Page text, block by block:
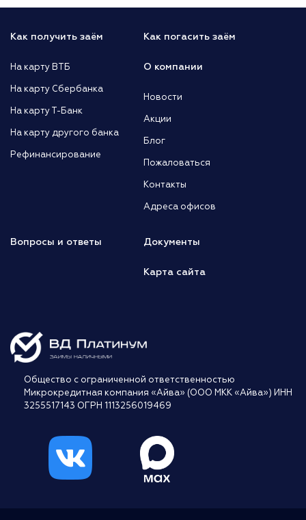
Как получить заём
На карту ВТБ
На карту Сбербанка
На карту Т-Банк
На карту другого банка
Рефинансирование
Как погасить заём
О компании
Новости
Акции
Блог
Пожаловаться
Контакты
Адреса офисов
Вопросы и ответы Документы
Карта сайта
Общество с ограниченной ответственностью
Микрокредитная компания «Айва» (ООО МКК «Айва») ИНН
3255517143 ОГРН 1113256019469